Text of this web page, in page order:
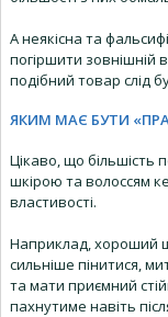
А неякісна та
погіршити зовнішній
подібний товар слід
ЯКИМ МАЄ БУТИ
Цікаво, що більшість
шкірою та волоссям
властивості.
Наприклад, хороший
сильніше пінитися,
та мати приємний
пахнутиме навіть